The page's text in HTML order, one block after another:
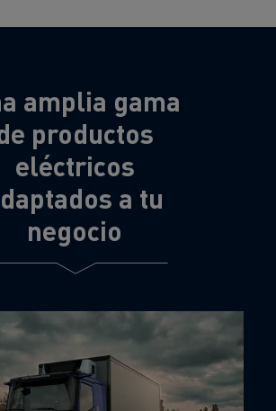
amplia gama
productos
eléctricos
a tu
negocio